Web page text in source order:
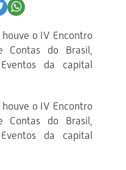
o IV Encontro
Contas do Brasil,
da capital
o IV Encontro
Contas do Brasil,
da capital